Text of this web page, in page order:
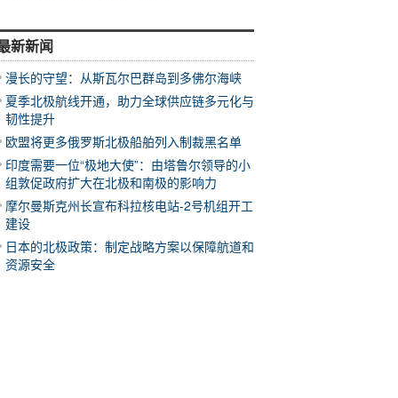
新新闻
漫长的守望：从斯瓦尔巴群岛到多佛尔海峡
夏季北极航线开通，助力全球供应链多元化与
韧性提升
欧盟将更多俄罗斯北极船舶列入制裁黑名单
印度需要一位“极地大使”：由塔鲁尔领导的小
组敦促政府扩大在北极和南极的影响力
摩尔曼斯克州长宣布科拉核电站-2号机组开工
建设
日本的北极政策：制定战略方案以保障航道和
资源安全